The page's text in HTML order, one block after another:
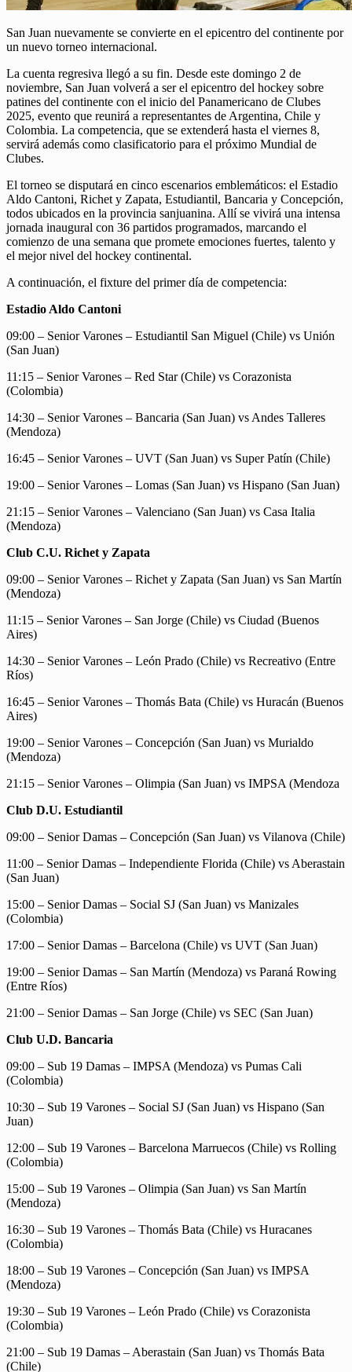
San Juan nuevamente se convierte en el epicentro del continente por
un nuevo torneo internacional.
La cuenta regresiva llegó a su fin. Desde este domingo 2 de
noviembre, San Juan volverá a ser el epicentro del hockey sobre
patines del continente con el inicio del Panamericano de Clubes
2025, evento que reunirá a representantes de Argentina, Chile y
Colombia. La competencia, que se extenderá hasta el viernes 8,
servirá además como clasificatorio para el próximo Mundial de
Clubes.
El torneo se disputará en cinco escenarios emblemáticos: el Estadio
Aldo Cantoni, Richet y Zapata, Estudiantil, Bancaria y Concepción,
todos ubicados en la provincia sanjuanina. Allí se vivirá una intensa
jornada inaugural con 36 partidos programados, marcando el
comienzo de una semana que promete emociones fuertes, talento y
el mejor nivel del hockey continental.
A continuación, el fixture del primer día de competencia:
Estadio Aldo Cantoni
09:00 – Senior Varones – Estudiantil San Miguel (Chile) vs Unión
(San Juan)
11:15 – Senior Varones – Red Star (Chile) vs Corazonista
(Colombia)
14:30 – Senior Varones – Bancaria (San Juan) vs Andes Talleres
(Mendoza)
16:45 – Senior Varones – UVT (San Juan) vs Super Patín (Chile)
19:00 – Senior Varones – Lomas (San Juan) vs Hispano (San Juan)
21:15 – Senior Varones – Valenciano (San Juan) vs Casa Italia
(Mendoza)
Club C.U. Richet y Zapata
09:00 – Senior Varones – Richet y Zapata (San Juan) vs San Martín
(Mendoza)
11:15 – Senior Varones – San Jorge (Chile) vs Ciudad (Buenos
Aires)
14:30 – Senior Varones – León Prado (Chile) vs Recreativo (Entre
Ríos)
16:45 – Senior Varones – Thomás Bata (Chile) vs Huracán (Buenos
Aires)
19:00 – Senior Varones – Concepción (San Juan) vs Murialdo
(Mendoza)
21:15 – Senior Varones – Olimpia (San Juan) vs IMPSA (Mendoza
Club D.U. Estudiantil
09:00 – Senior Damas – Concepción (San Juan) vs Vilanova (Chile)
11:00 – Senior Damas – Independiente Florida (Chile) vs Aberastain
(San Juan)
15:00 – Senior Damas – Social SJ (San Juan) vs Manizales
(Colombia)
17:00 – Senior Damas – Barcelona (Chile) vs UVT (San Juan)
19:00 – Senior Damas – San Martín (Mendoza) vs Paraná Rowing
(Entre Ríos)
21:00 – Senior Damas – San Jorge (Chile) vs SEC (San Juan)
Club U.D. Bancaria
09:00 – Sub 19 Damas – IMPSA (Mendoza) vs Pumas Cali
(Colombia)
10:30 – Sub 19 Varones – Social SJ (San Juan) vs Hispano (San
Juan)
12:00 – Sub 19 Varones – Barcelona Marruecos (Chile) vs Rolling
(Colombia)
15:00 – Sub 19 Varones – Olimpia (San Juan) vs San Martín
(Mendoza)
16:30 – Sub 19 Varones – Thomás Bata (Chile) vs Huracanes
(Colombia)
18:00 – Sub 19 Varones – Concepción (San Juan) vs IMPSA
(Mendoza)
19:30 – Sub 19 Varones – León Prado (Chile) vs Corazonista
(Colombia)
21:00 – Sub 19 Damas – Aberastain (San Juan) vs Thomás Bata
(Chile)